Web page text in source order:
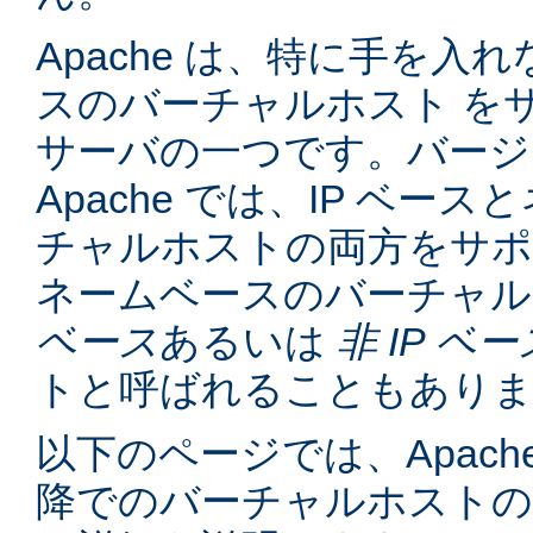
Apache は、特に手を入れ
スのバーチャルホスト を
サーバの一つです。バー
Apache では、IP ベース
チャルホストの両方をサ
ネームベースのバーチャ
ベースあるいは 非 IP ベー
トと呼ばれることもあり
以下のページでは、
降でのバーチャルホスト